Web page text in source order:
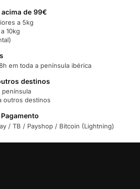
de 99€
a 5kg
10kg
em toda a península ibérica
destinos
península
outros destinos
/ TB / Payshop / Bitcoin (Lightning)